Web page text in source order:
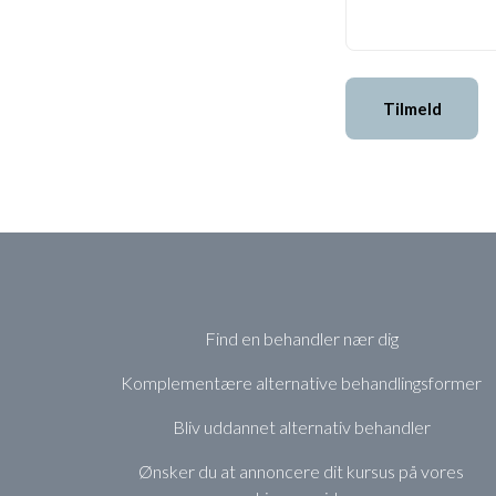
Tilmeld
Find en behandler nær dig
Komplementære alternative behandlingsformer
Bliv uddannet alternativ behandler
Ønsker du at annoncere dit kursus på vores